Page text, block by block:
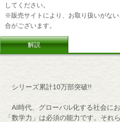
してください。
※販売サイトにより、お取り扱いがな
合がございます。
解説
シリーズ累計10万部突破!!
AI時代、グローバル化する社会に
「数学力」は必須の能力です。それ